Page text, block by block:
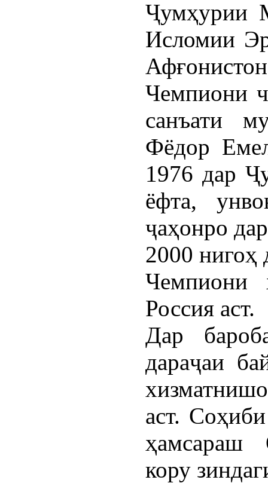
Ҷумҳурии
Исломии
Чемпиони
санъати
Фёдор
1976 дар
ёфта,
ҷаҳонро
2000 нигоҳ
Чемпиони
Россия аст.
Дар
дараҷаи
аст.
ҳамсараш
кору